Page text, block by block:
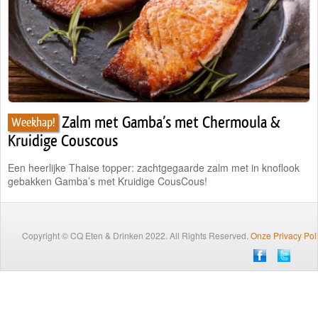
Wijn
Contact
Nieuwsbrief
Weekhap! Zalm met Gamba’s met Chermoula &
Kruidige Couscous
Een heerlijke Thaise topper: zachtgegaarde zalm met in knoflook
gebakken Gamba’s met Kruidige CousCous!
Copyright © CQ Eten & Drinken 2022. All Rights Reserved. Onze Privacy